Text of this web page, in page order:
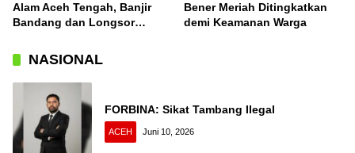
Alam Aceh Tengah, Banjir
Bandang dan Longsor
Bintang
Bener Meriah Ditingkatkan
demi Keamanan Warga
NASIONAL
FORBINA: Sikat Tambang Ilegal
ACEH Juni 10, 2026